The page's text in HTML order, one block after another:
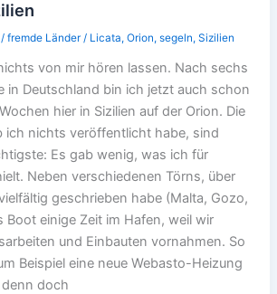
/ fremde Länder/ Licata, Orion, segeln, Sizilien
von mir hören lassen. Nach sechs
in Deutschland bin ich jetzt auch schon
hier in Sizilien auf der Orion. Die
ich nichts veröffentlicht habe, sind
Es gab wenig, was ich für
Neben verschiedenen Törns, über
geschrieben habe (Malta, Gozo,
Boot einige Zeit im Hafen, weil wir
und Einbauten vornahmen. So
Beispiel eine neue Webasto-Heizung
doch